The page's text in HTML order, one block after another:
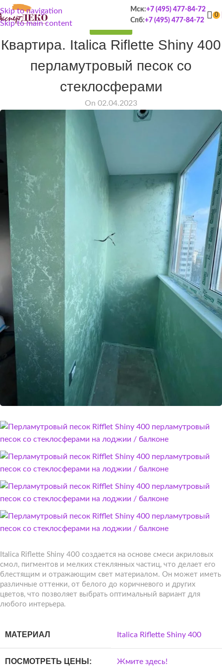
Skip to navigation
Skip to main content
Мск:+7 (495) 477-84-72
Спб:+7 (495) 477-84-72
0
Квартира. Italica Riflette Shiny 400
перламутровый песок со
стеклосферами
On 02.04.2023
Italica Riflette Shiny 400 создается на основе смеси акриловых
смол, пигментов и мелких стеклянных частиц, что делает его
блестящим и отражающим свет материалом. Он может иметь
различные оттенки, от белого до коричневого и других
цветов, что позволяет выбрать оптимальный вариант для
любого интерьера.
МАТЕРИАЛ Italica Riflette Shiny 400
ПОСМОТРЕТЬ ЦЕНЫ: Жмите здесь!